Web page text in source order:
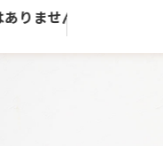
ません。歴史ある老舗